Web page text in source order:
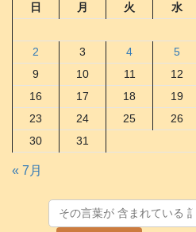
日 月 火 水
2
3 4 5
9
10 11 12
16
17 18 19
23
24 25 26
30
31
« 7月